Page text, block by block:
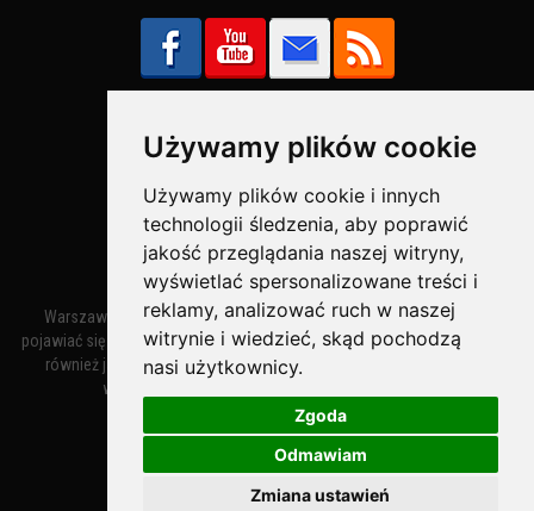
Używamy plików cookie
Używamy plików cookie i innych
technologii śledzenia, aby poprawić
jakość przeglądania naszej witryny,
wyświetlać spersonalizowane treści i
reklamy, analizować ruch w naszej
witrynie i wiedzieć, skąd pochodzą
nasi użytkownicy.
Zgoda
Odmawiam
Zmiana ustawień
Bezpieczne Płatności obsługuje:
Warszawa – miasto stołeczne Warszawa. Nazwa miasta zaczęła
pojawiać się w dokumentach w XIV wieku jako Warszewa, a od XV wieku
również jako Warszowa. Zmiana nazwy na Warszawa w XV wieku
wynikała z mazowieckiej wymowy dialektycznej.